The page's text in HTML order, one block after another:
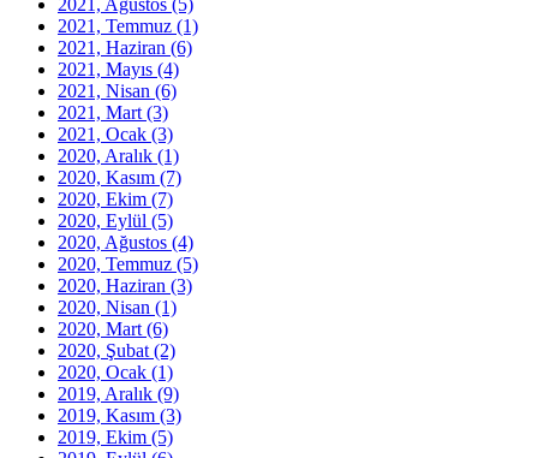
2021, Temmuz (1)
2021, Haziran (6)
2021, Mayıs (4)
2021, Nisan (6)
2021, Mart (3)
2021, Ocak (3)
2020, Aralık (1)
2020, Kasım (7)
2020, Ekim (7)
2020, Eylül (5)
2020, Ağustos (4)
2020, Temmuz (5)
2020, Haziran (3)
2020, Nisan (1)
2020, Mart (6)
2020, Şubat (2)
2020, Ocak (1)
2019, Aralık (9)
2019, Kasım (3)
2019, Ekim (5)